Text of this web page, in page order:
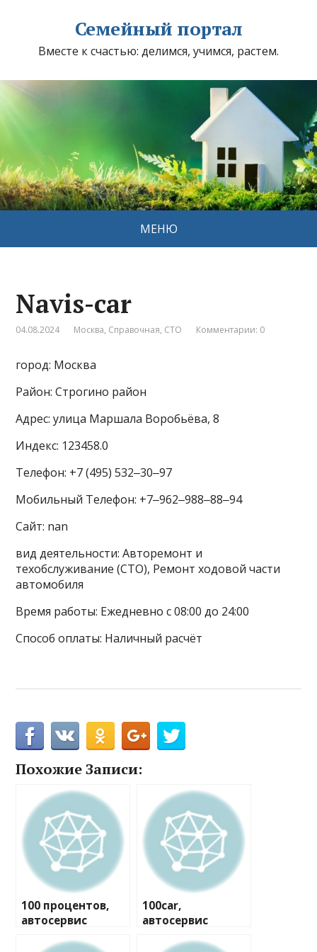
Семейный портал
Вместе к счастью: делимся, учимся, растем.
МЕНЮ
Navis-car
04.08.2024 Москва, Справочная, СТО Комментарии: 0
город: Москва
Район: Строгино район
Адрес: улица Маршала Воробьёва, 8
Индекс: 123458.0
Телефон: +7 (495) 532‒30‒97
Мобильный Телефон: +7‒962‒988‒88‒94
Сайт: nan
вид деятельности: Авторемонт и
техобслуживание (СТО), Ремонт ходовой части
автомобиля
Время работы: Ежедневно с 08:00 до 24:00
Способ оплаты: Наличный расчёт
Похожие Записи:
100 процентов,
автосервис
100car,
автосервис